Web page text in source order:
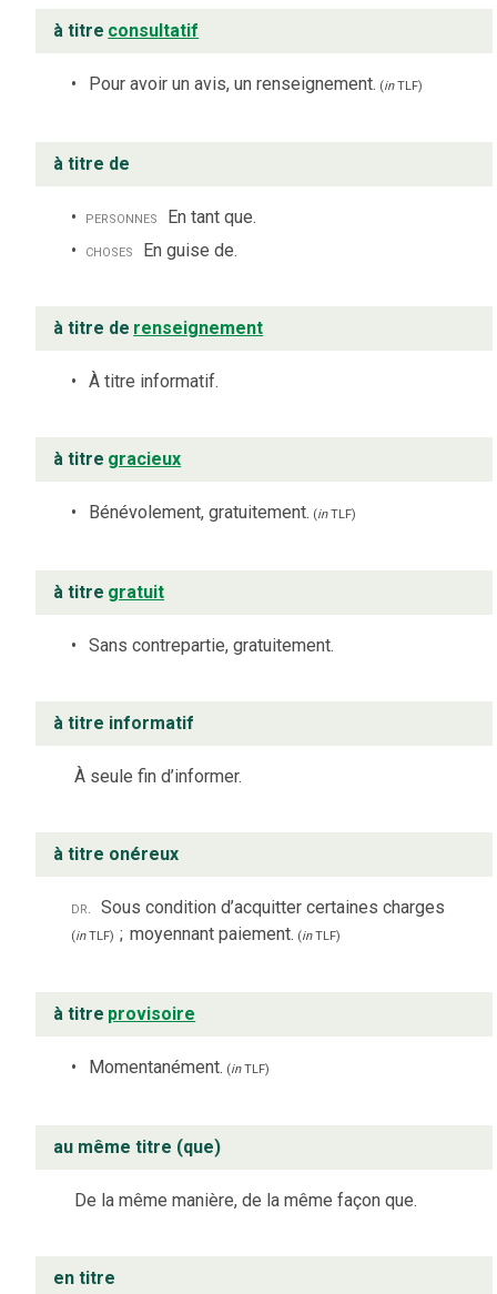
à titre consultatif
Pour avoir un avis, un renseignement. (inTLF)
à titre de
personnes
En tant que.
choses
En guise de.
à titre de renseignement
À titre informatif.
à titre gracieux
Bénévolement, gratuitement. (inTLF)
à titre gratuit
Sans contrepartie, gratuitement.
à titre informatif
À seule fin d’informer.
à titre onéreux
dr. Sous condition d’acquitter certaines charges
(inTLF) ; moyennant paiement. (inTLF)
à titre provisoire
Momentanément. (inTLF)
au même titre (que)
De la même manière, de la même façon que.
en titre